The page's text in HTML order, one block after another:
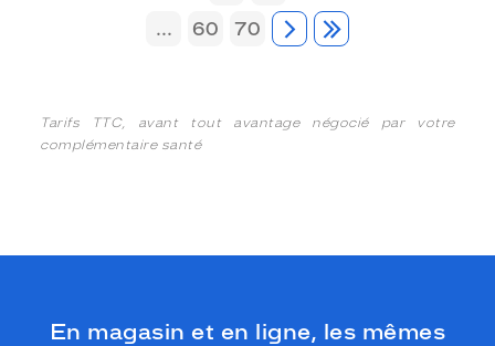
...
60 70
Tarifs TTC, avant tout avantage négocié par votre
complémentaire santé
En magasin et en ligne, les mêmes